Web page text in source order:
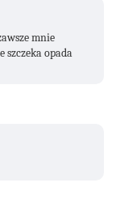
mnie
szczeka opada